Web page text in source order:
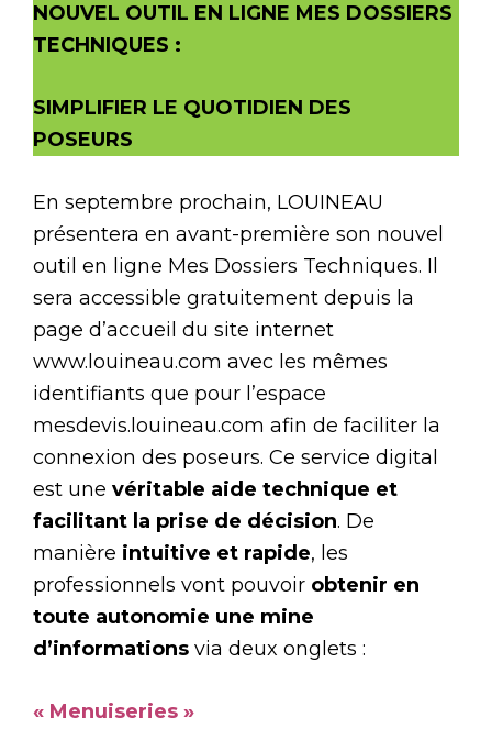
NOUVEL OUTIL EN LIGNE MES DOSSIERS
TECHNIQUES :
SIMPLIFIER LE QUOTIDIEN DES
POSEURS
En septembre prochain, LOUINEAU
présentera en avant-première son nouvel
outil en ligne Mes Dossiers Techniques. Il
sera accessible gratuitement depuis la
page d’accueil du site internet
www.louineau.com avec les mêmes
identifiants que pour l’espace
mesdevis.louineau.com afin de faciliter la
connexion des poseurs. Ce service digital
est une véritable aide technique et
facilitant la prise de décision. De
manière intuitive et rapide, les
professionnels vont pouvoir obtenir en
toute autonomie une mine
d’informations via deux onglets :
« Menuiseries »